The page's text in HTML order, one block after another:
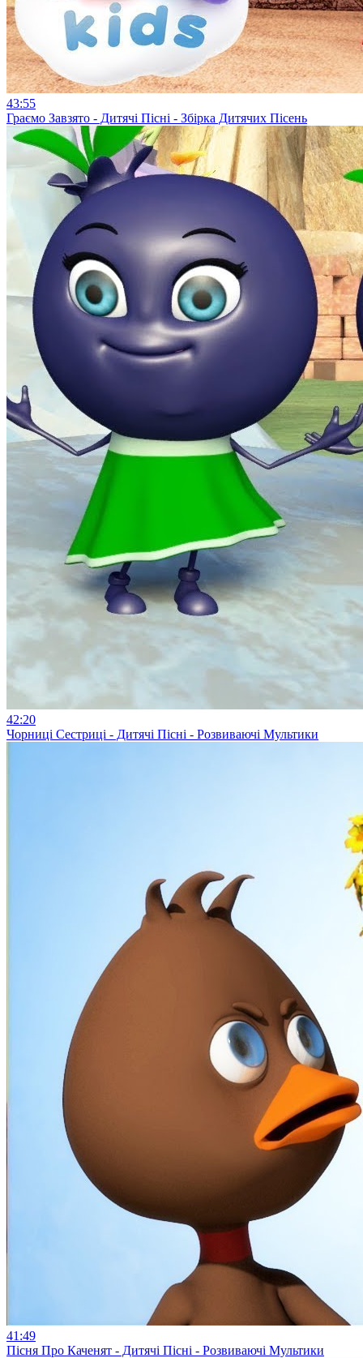
43:55
Граємо Завзято - Дитячі Пісні - Збірка Дитячих Пісень
42:20
Чорниці Сестриці - Дитячі Пісні - Розвиваючі Мультики
41:49
Пісня Про Каченят - Дитячі Пісні - Розвиваючі Мультики